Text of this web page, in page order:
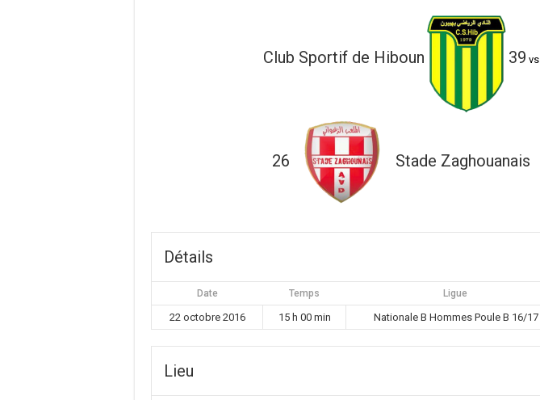
Club Sportif de Hiboun 39 vs
26 Stade Zaghouanais
Détails
Date Temps Ligue
22 octobre 2016 15 h 00 min Nationale B Hommes Poule B 16/17
Lieu